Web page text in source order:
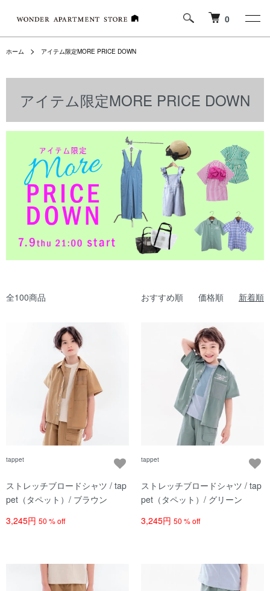
0
ホーム アイテム限定MORE PRICE DOWN
アイテム限定MORE PRICE DOWN
全100商品 おすすめ順 価格順 新着順
tappet
ストレッチブロードシャツ / tap
pet（タペット）/ ブラウン
3,245円 50 % off
tappet
ストレッチブロードシャツ / tap
pet（タペット）/ グリーン
3,245円 50 % off